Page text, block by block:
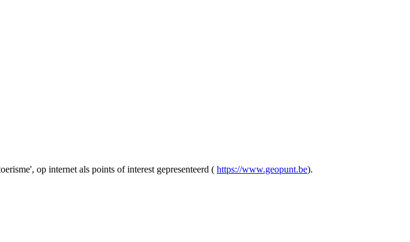
op internet als points of interest gepresenteerd ( https://www.geopunt.be).